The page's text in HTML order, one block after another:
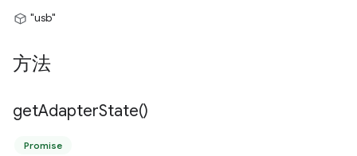
"usb"
方法
getAdapterState()
Promise